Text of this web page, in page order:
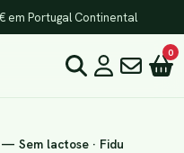
em Portugal Continental
0
Sem lactose · Fidu